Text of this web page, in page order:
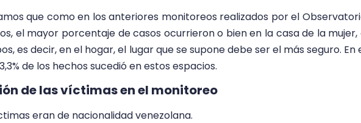
que como en los anteriores monitoreos realizados por el
el mayor porcentaje de casos ocurrieron o bien en la casa de la mujer,
es decir, en el hogar, el lugar que se supone debe ser el más seguro. En
de los hechos sucedió en estos espacios.
de las víctimas en el monitoreo
eran de nacionalidad venezolana.